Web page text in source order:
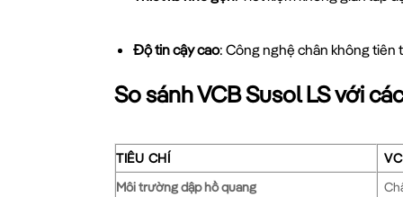
Độ tin cậy cao: Công nghệ chân không tiên
So sánh VCB Susol LS với
TIÊU CHÍ
Môi trường dập hồ quang